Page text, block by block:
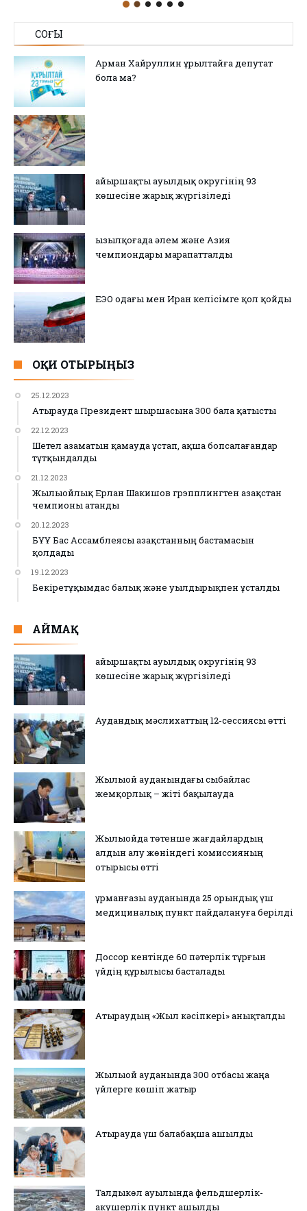
СОҢҒЫ
Арман Хайруллин Құрылтайға депутат
бола ма?
Қайыршақты ауылдық округінің 93
көшесіне жарық жүргізіледі
Қызылқоғада әлем және Азия
чемпиондары марапатталды
ЕЭО одағы мен Иран келісімге қол қойды
ОҚИ ОТЫРЫҢЫЗ
25.12.2023
Атырауда Президент шыршасына 300 бала қатысты
22.12.2023
Шетел азаматын қамауда ұстап, ақша бопсалағандар
тұтқындалды
21.12.2023
Жылыойлық Ерлан Шакишов грэпплингтен Қазақстан
чемпионы атанды
20.12.2023
БҰҰ Бас Ассамблеясы Қазақстанның бастамасын
қолдады
19.12.2023
Бекіретұқымдас балық және уылдырықпен ұсталды
АЙМАҚ
Қайыршақты ауылдық округінің 93
көшесіне жарық жүргізіледі
Аудандық мәслихаттың 12-сессиясы өтті
Жылыой ауданындағы сыбайлас
жемқорлық – жіті бақылауда
Жылыойда төтенше жағдайлардың
алдын алу жөніндегі комиссияның
отырысы өтті
Құрманғазы ауданында 25 орындық үш
медициналық пункт пайдалануға берілді
Доссор кентінде 60 пәтерлік тұрғын
үйдің құрылысы басталады
Атыраудың «Жыл кәсіпкері» анықталды
Жылыой ауданында 300 отбасы жаңа
үйлерге көшіп жатыр
Атырауда үш балабақша ашылды
Талдыкөл ауылында фельдшерлік-
акушерлік пункт ашылды